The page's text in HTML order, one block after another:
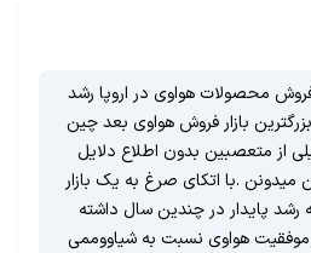
فروش محصولات هواوی در اروپا رشد
بازار فروش هواوی بعد چین
از متعصبین بدون اطلاع دلایل
میدونن .با اتکای صرغ به یک بازار
رشد پایدار در چندین سال داشته
موفقیت هواوی نسبت به شیاووممی